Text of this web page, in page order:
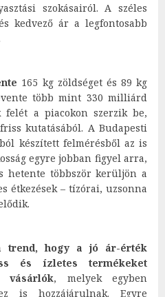
szokásairól. A széles
kedvező ár a legfontosabb
165 kg zöldséget és 89 kg
több mint 330 milliárd
a piacokon szerzik be,
kutatásából. A Budapesti
készített felmérésből az is
egyre jobban figyel arra,
hetente többször kerüljön a
étkezések – tízórai, uzsonna
trend, hogy a jó ár-érték
és ízletes termékeket
vásárlók, melyek egyben
is hozzájárulnak. Egyre